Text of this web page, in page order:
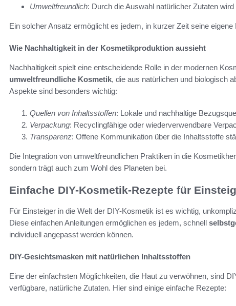
Umweltfreundlich: Durch die Auswahl natürlicher Zutaten
Ein solcher Ansatz ermöglicht es jedem, in kurzer Zeit seine eigene
Wie Nachhaltigkeit in der Kosmetikproduktion aussieht
Nachhaltigkeit spielt eine entscheidende Rolle in der modernen
umweltfreundliche Kosmetik, die aus natürlichen und biologisch
Aspekte sind besonders wichtig:
Quellen von Inhaltsstoffen: Lokale und nachhaltige
Verpackung: Recyclingfähige oder wiederverwendbare
Transparenz: Offene Kommunikation über die Inhaltsstoffe
Die Integration von umweltfreundlichen Praktiken in die
sondern trägt auch zum Wohl des Planeten bei.
Einfache DIY-Kosmetik-Rezepte für
Für Einsteiger in die Welt der DIY-Kosmetik ist es wichtig,
Diese einfachen Anleitungen ermöglichen es jedem, schnell
individuell angepasst werden können.
DIY-Gesichtsmasken mit natürlichen Inhaltsstoffen
Eine der einfachsten Möglichkeiten, die Haut zu verwöhnen, sind
verfügbare, natürliche Zutaten. Hier sind einige einfache Rezepte: